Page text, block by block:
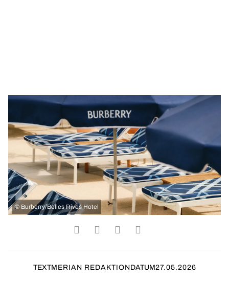
© Burberry/Belles Rives Hotel
TEXTMERIAN REDAKTION DATUM27.05.2026